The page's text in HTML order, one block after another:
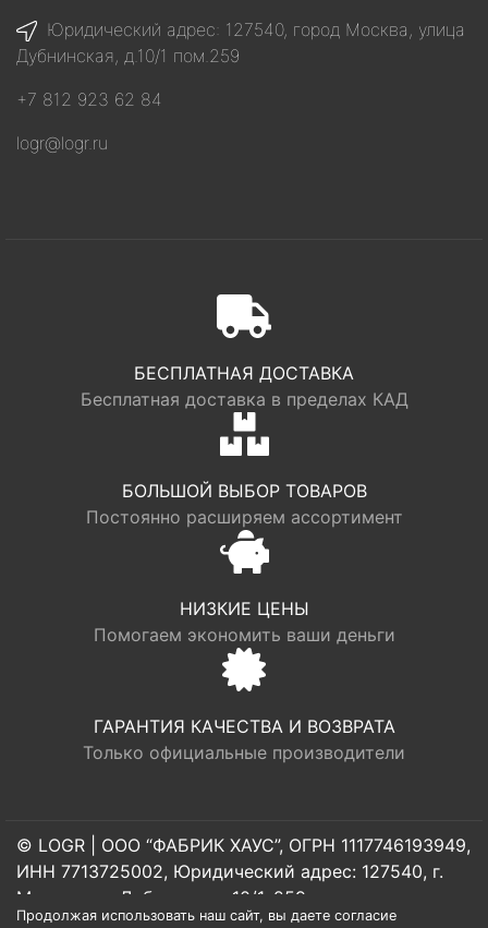
Юридический адрес: 127540, город Москва, улица
Дубнинская, д.10/1 пом.259
+7 812 923 62 84
logr@logr.ru
БЕСПЛАТНАЯ ДОСТАВКА
Бесплатная доставка в пределах КАД
БОЛЬШОЙ ВЫБОР ТОВАРОВ
Постоянно расширяем ассортимент
НИЗКИЕ ЦЕНЫ
Помогаем экономить ваши деньги
ГАРАНТИЯ КАЧЕСТВА И ВОЗВРАТА
Только официальные производители
© LOGR | ООО “ФАБРИК ХАУС”, ОГРН 1117746193949,
ИНН 7713725002, Юридический адрес: 127540, г.
Москва, ул. Дубнинская, 10/1, 259
Продолжая использовать наш сайт, вы даете согласие